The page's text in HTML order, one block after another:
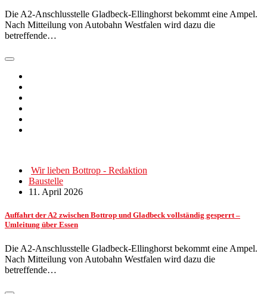
Die A2-Anschlusstelle Gladbeck-Ellinghorst bekommt eine Ampel.
Nach Mitteilung von Autobahn Westfalen wird dazu die
betreffende…
Wir lieben Bottrop - Redaktion
Baustelle
11. April 2026
Auffahrt der A2 zwischen Bottrop und Gladbeck vollständig gesperrt –
Umleitung über Essen
Die A2-Anschlusstelle Gladbeck-Ellinghorst bekommt eine Ampel.
Nach Mitteilung von Autobahn Westfalen wird dazu die
betreffende…